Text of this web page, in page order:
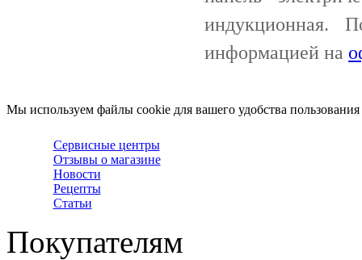
индукционная.
информацией на
Мы используем файлы cookie для вашего удобства
Сервисные центры
Отзывы о магазине
Новости
Рецепты
Статьи
Покупателям